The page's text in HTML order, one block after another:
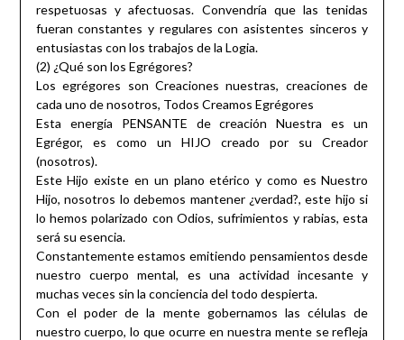
respetuosas y afectuosas. Convendría que las tenidas
fueran constantes y regulares con asistentes sinceros y
entusiastas con los trabajos de la Logia.
(2) ¿Qué son los Egrégores?
Los egrégores son Creaciones nuestras, creaciones de
cada uno de nosotros, Todos Creamos Egrégores
Esta energía PENSANTE de creación Nuestra es un
Egrégor, es como un HIJO creado por su Creador
(nosotros).
Este Hijo existe en un plano etérico y como es Nuestro
Hijo, nosotros lo debemos mantener ¿verdad?, este hijo si
lo hemos polarizado con Odios, sufrimientos y rabias, esta
será su esencia.
Constantemente estamos emitiendo pensamientos desde
nuestro cuerpo mental, es una actividad incesante y
muchas veces sin la conciencia del todo despierta.
Con el poder de la mente gobernamos las células de
nuestro cuerpo, lo que ocurre en nuestra mente se refleja